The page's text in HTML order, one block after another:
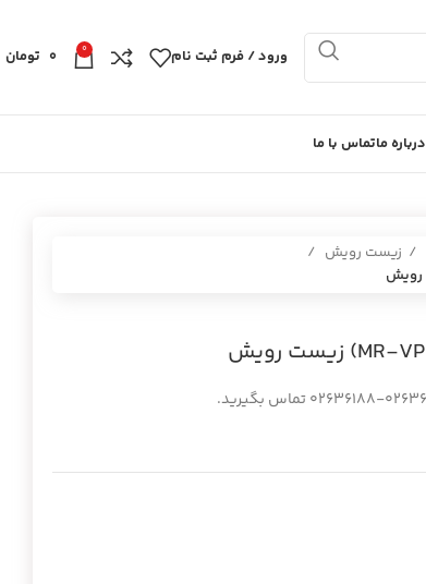
ورود / فرم ثبت نام 0
0 تومان
درباره ماتماس با ما
زیست رویش